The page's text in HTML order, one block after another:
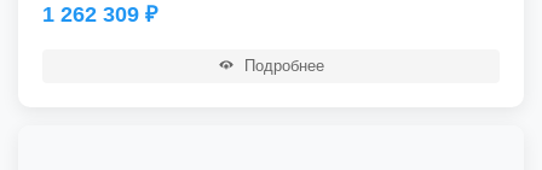
1 262 309 ₽
Подробнее